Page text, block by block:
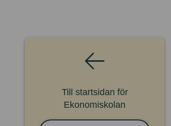
Till startsidan för
Ekonomiskolan